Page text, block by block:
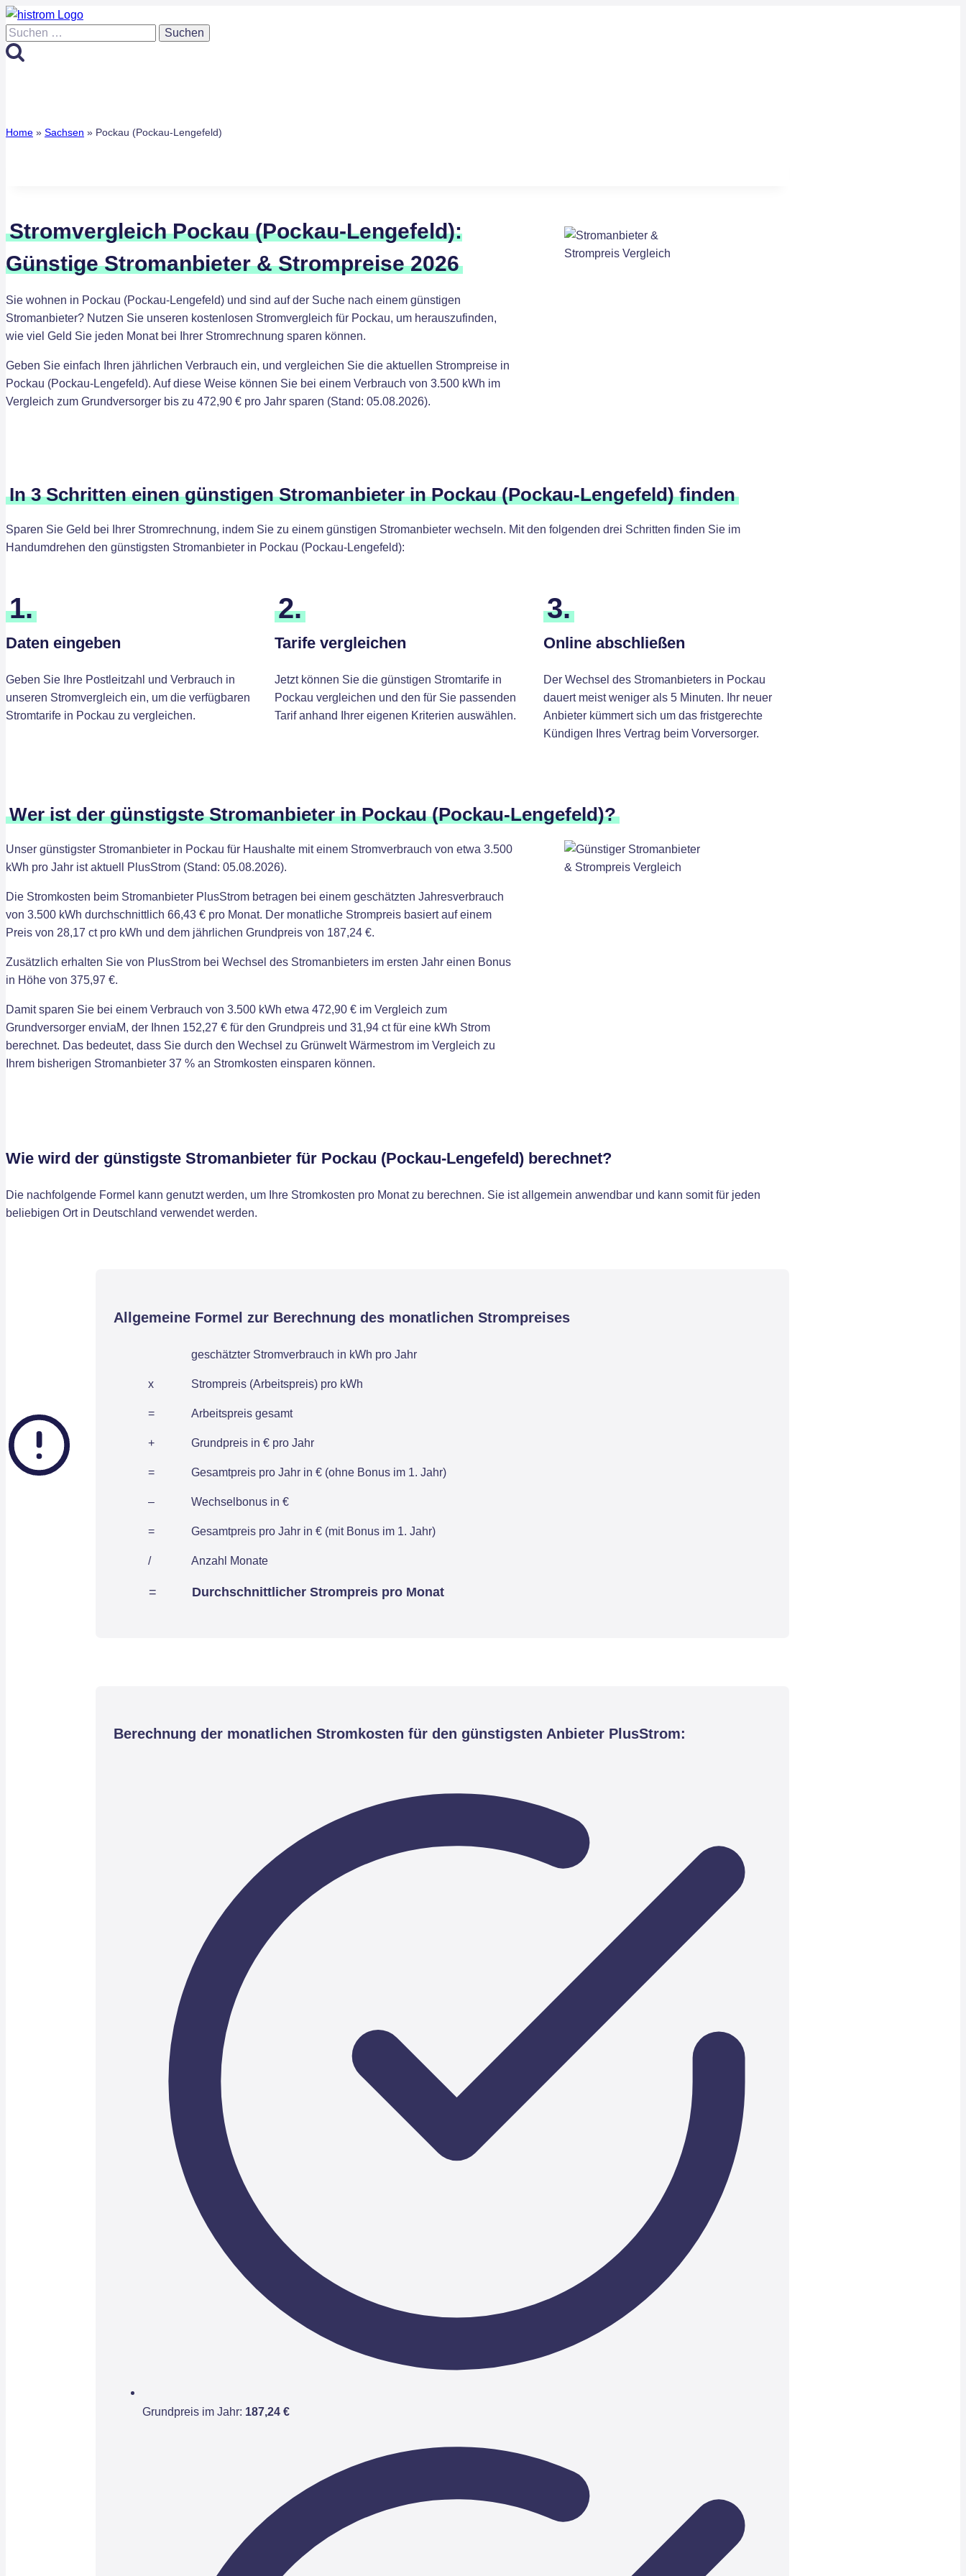
Zum
Inhalt
springen
Suchen
nach:
Home » Sachsen » Pockau (Pockau-Lengefeld)
Stromvergleich Pockau (Pockau-Lengefeld):
Günstige Stromanbieter & Strompreise 2026
Sie wohnen in Pockau (Pockau-Lengefeld) und sind auf der Suche nach einem günstigen
Stromanbieter? Nutzen Sie unseren kostenlosen Stromvergleich für Pockau, um herauszufinden,
wie viel Geld Sie jeden Monat bei Ihrer Stromrechnung sparen können.
Geben Sie einfach Ihren jährlichen Verbrauch ein, und vergleichen Sie die aktuellen Strompreise in
Pockau (Pockau-Lengefeld). Auf diese Weise können Sie bei einem Verbrauch von 3.500 kWh im
Vergleich zum Grundversorger bis zu 472,90 € pro Jahr sparen (Stand: 05.08.2026).
In 3 Schritten einen günstigen Stromanbieter in Pockau (Pockau-Lengefeld) finden
Sparen Sie Geld bei Ihrer Stromrechnung, indem Sie zu einem günstigen Stromanbieter wechseln. Mit den folgenden drei Schritten finden Sie im
Handumdrehen den günstigsten Stromanbieter in Pockau (Pockau-Lengefeld):
1.
Daten eingeben
Geben Sie Ihre Postleitzahl und Verbrauch in
unseren Stromvergleich ein, um die verfügbaren
Stromtarife in Pockau zu vergleichen.
2.
Tarife vergleichen
Jetzt können Sie die günstigen Stromtarife in
Pockau vergleichen und den für Sie passenden
Tarif anhand Ihrer eigenen Kriterien auswählen.
3.
Online abschließen
Der Wechsel des Stromanbieters in Pockau
dauert meist weniger als 5 Minuten. Ihr neuer
Anbieter kümmert sich um das fristgerechte
Kündigen Ihres Vertrag beim Vorversorger.
Wer ist der günstigste Stromanbieter in Pockau (Pockau-Lengefeld)?
Unser günstigster Stromanbieter in Pockau für Haushalte mit einem Stromverbrauch von etwa 3.500
kWh pro Jahr ist aktuell PlusStrom (Stand: 05.08.2026).
Die Stromkosten beim Stromanbieter PlusStrom betragen bei einem geschätzten Jahresverbrauch
von 3.500 kWh durchschnittlich 66,43 € pro Monat. Der monatliche Strompreis basiert auf einem
Preis von 28,17 ct pro kWh und dem jährlichen Grundpreis von 187,24 €.
Zusätzlich erhalten Sie von PlusStrom bei Wechsel des Stromanbieters im ersten Jahr einen Bonus
in Höhe von 375,97 €.
Damit sparen Sie bei einem Verbrauch von 3.500 kWh etwa 472,90 € im Vergleich zum
Grundversorger enviaM, der Ihnen 152,27 € für den Grundpreis und 31,94 ct für eine kWh Strom
berechnet. Das bedeutet, dass Sie durch den Wechsel zu Grünwelt Wärmestrom im Vergleich zu
Ihrem bisherigen Stromanbieter 37 % an Stromkosten einsparen können.
Wie wird der günstigste Stromanbieter für Pockau (Pockau-Lengefeld) berechnet?
Die nachfolgende Formel kann genutzt werden, um Ihre Stromkosten pro Monat zu berechnen. Sie ist allgemein anwendbar und kann somit für jeden
beliebigen Ort in Deutschland verwendet werden.
Allgemeine Formel zur Berechnung des monatlichen Strompreises
geschätzter Stromverbrauch in kWh pro Jahr
x Strompreis (Arbeitspreis) pro kWh
= Arbeitspreis gesamt
+ Grundpreis in € pro Jahr
= Gesamtpreis pro Jahr in € (ohne Bonus im 1. Jahr)
– Wechselbonus in €
= Gesamtpreis pro Jahr in € (mit Bonus im 1. Jahr)
/ Anzahl Monate
= Durchschnittlicher Strompreis pro Monat
Berechnung der monatlichen Stromkosten für den günstigsten Anbieter PlusStrom:
Grundpreis im Jahr: 187,24 €